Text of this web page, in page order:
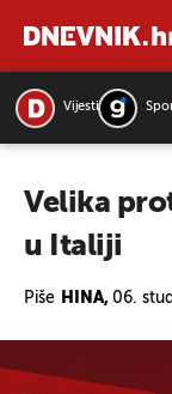
Vijesti
Velika
u Italiji
Piše HINA, 06.
PRETRAŽITE